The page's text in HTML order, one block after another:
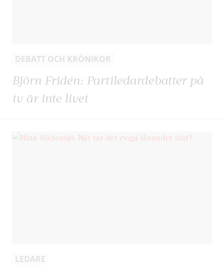
DEBATT OCH KRÖNIKOR
Björn Fridén: Partiledardebatter på
tv är inte livet
LEDARE